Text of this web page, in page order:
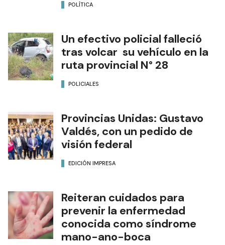
POLÍTICA
Un efectivo policial falleció
tras volcar su vehículo en la
ruta provincial N° 28
POLICIALES
Provincias Unidas: Gustavo
Valdés, con un pedido de
visión federal
EDICIÓN IMPRESA
Reiteran cuidados para
prevenir la enfermedad
conocida como síndrome
mano-ano-boca